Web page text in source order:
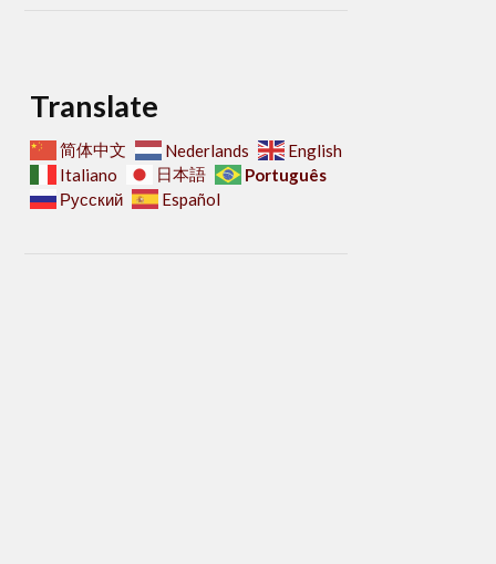
Translate
简体中文 Nederlands
English
Italiano
日本語
Português
Русский
Español